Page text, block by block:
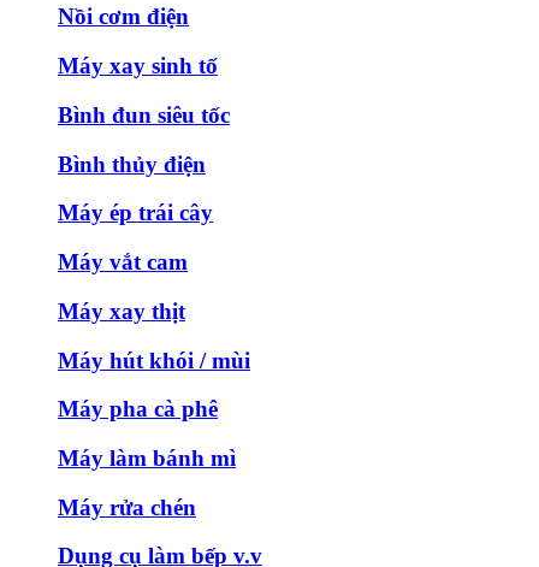
Nồi cơm điện
Máy xay sinh tố
Bình đun siêu tốc
Bình thủy điện
Máy ép trái cây
Máy vắt cam
Máy xay thịt
Máy hút khói / mùi
Máy pha cà phê
Máy làm bánh mì
Máy rửa chén
Dụng cụ làm bếp v.v